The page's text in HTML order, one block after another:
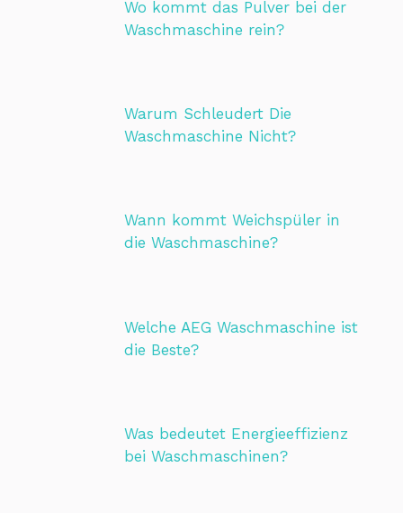
Wo kommt das Pulver bei der
Waschmaschine rein?
Warum Schleudert Die
Waschmaschine Nicht?
Wann kommt Weichspüler in
die Waschmaschine?
Welche AEG Waschmaschine ist
die Beste?
Was bedeutet Energieeffizienz
bei Waschmaschinen?